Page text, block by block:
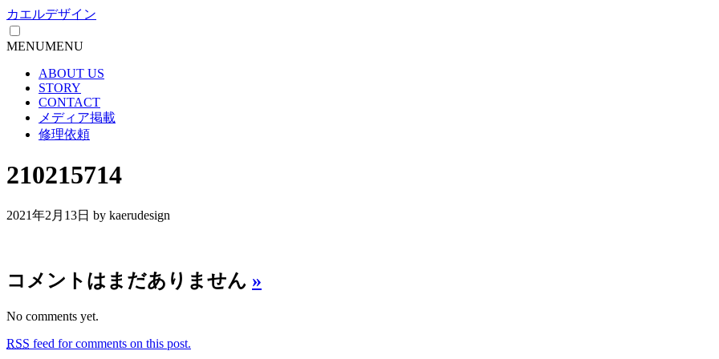
カエルデザイン
MENUMENU
ABOUT US
STORY
CONTACT
メディア掲載
修理依頼
210215714
2021年2月13日 by kaerudesign
コメントはまだありません »
No comments yet.
RSS feed for comments on this post.